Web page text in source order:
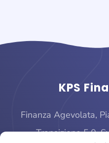
KPS
Finanza Agevolata,
Transizione 5.0,